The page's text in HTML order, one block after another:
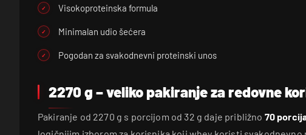
Visokoproteinska formula
Minimalan udio šećera
Pogodan za svakodnevni proteinski unos
2270 g – veliko pakiranje za redovne
Pakiranje od 2270 g s porcijom od 32 g daje približno 70